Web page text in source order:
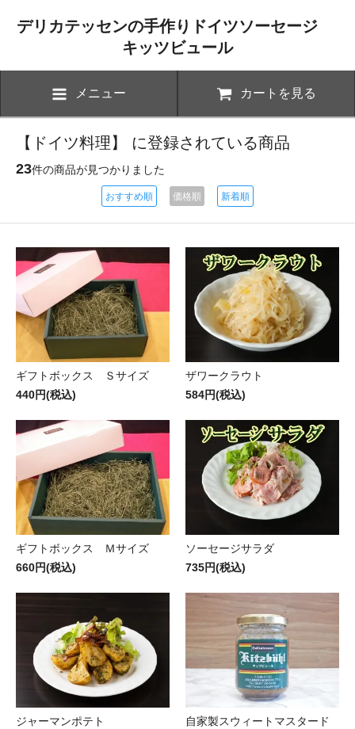
デリカテッセンの手作りドイツソーセージ
キッツビュール
メニュー カートを見る
【ドイツ料理】 に登録されている商品
23件の商品が見つかりました
おすすめ順 価格順 新着順
ギフトボックス Ｓサイズ
440円(税込)
ザワークラウト
584円(税込)
ギフトボックス Ｍサイズ
660円(税込)
ソーセージサラダ
735円(税込)
ジャーマンポテト
自家製スウィートマスタード